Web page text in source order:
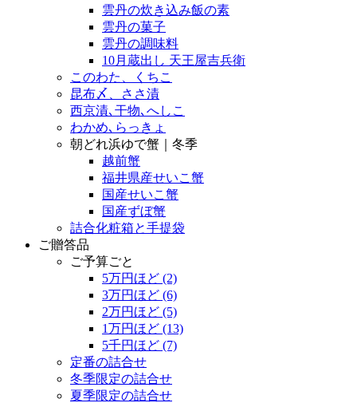
雲丹の炊き込み飯の素
雲丹の菓子
雲丹の調味料
10月蔵出し 天王屋吉兵衛
このわた、くちこ
昆布〆、ささ漬
西京漬､干物､へしこ
わかめ､らっきょ
朝どれ浜ゆで蟹｜冬季
越前蟹
福井県産せいこ蟹
国産せいこ蟹
国産ずぼ蟹
詰合化粧箱と手提袋
ご贈答品
ご予算ごと
5万円ほど (2)
3万円ほど (6)
2万円ほど (5)
1万円ほど (13)
5千円ほど (7)
定番の詰合せ
冬季限定の詰合せ
夏季限定の詰合せ